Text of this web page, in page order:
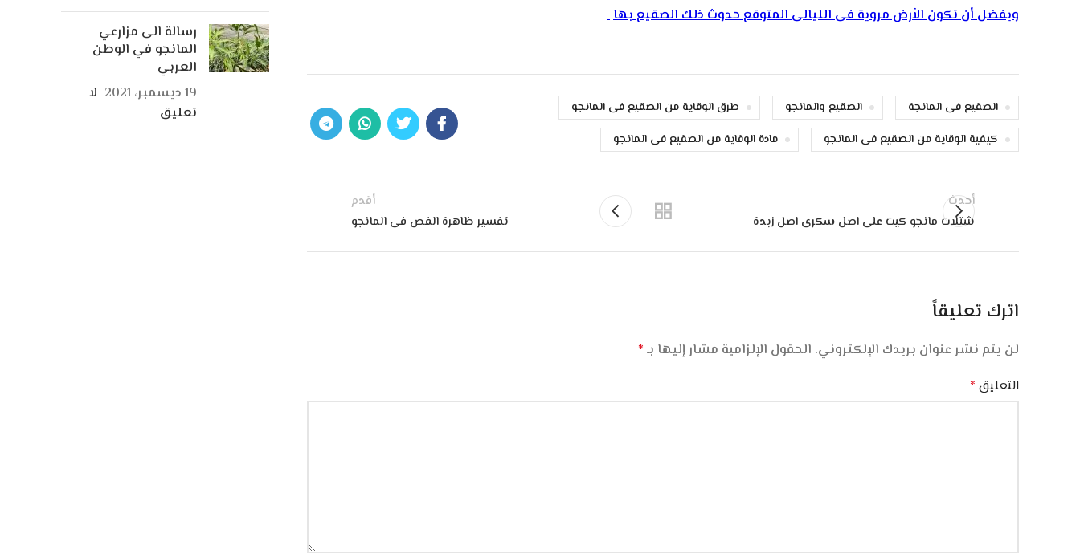
ويفضل أن تكون الأرض مروية فى الليالى المتوقع حدوث ذلك الصقيع بها
الصقيع فى المانجة الصقيع والمانجو
طرق الوقاية من الصقيع فى المانجو
كيفية الوقاية من الصقيع فى المانجو
مادة الوقاية من الصقيع فى المانجو
أحدث
شتلات مانجو كيت على اصل سكرى اصل زبدة
أقدم
تفسير ظاهرة الفص فى المانجو
اترك تعليقاً
لن يتم نشر عنوان بريدك الإلكتروني. الحقول الإلزامية مشار إليها بـ *
التعليق *
رسالة الى مزارعي
المانجو في الوطن
العربي
19 ديسمبر، 2021
لا
تعليق